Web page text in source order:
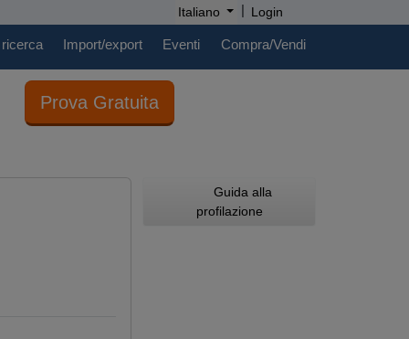
Italiano | Login
Import/export Eventi Compra/Vendi
Prova Gratuita
Guida alla
profilazione